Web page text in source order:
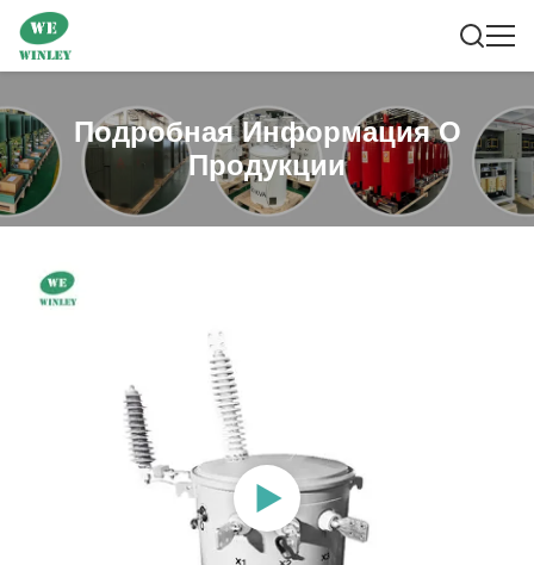
Подробная Информация О
Продукции